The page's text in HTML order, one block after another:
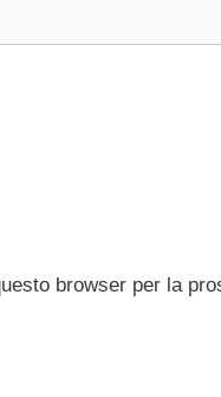
browser per la